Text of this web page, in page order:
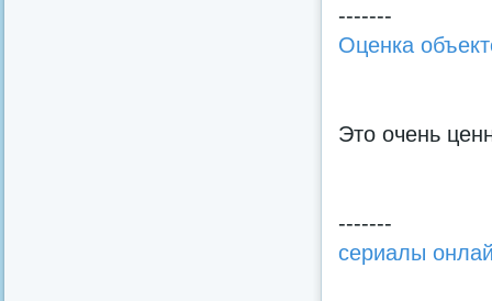
-------
Оценка
Это очень
-------
сериалы